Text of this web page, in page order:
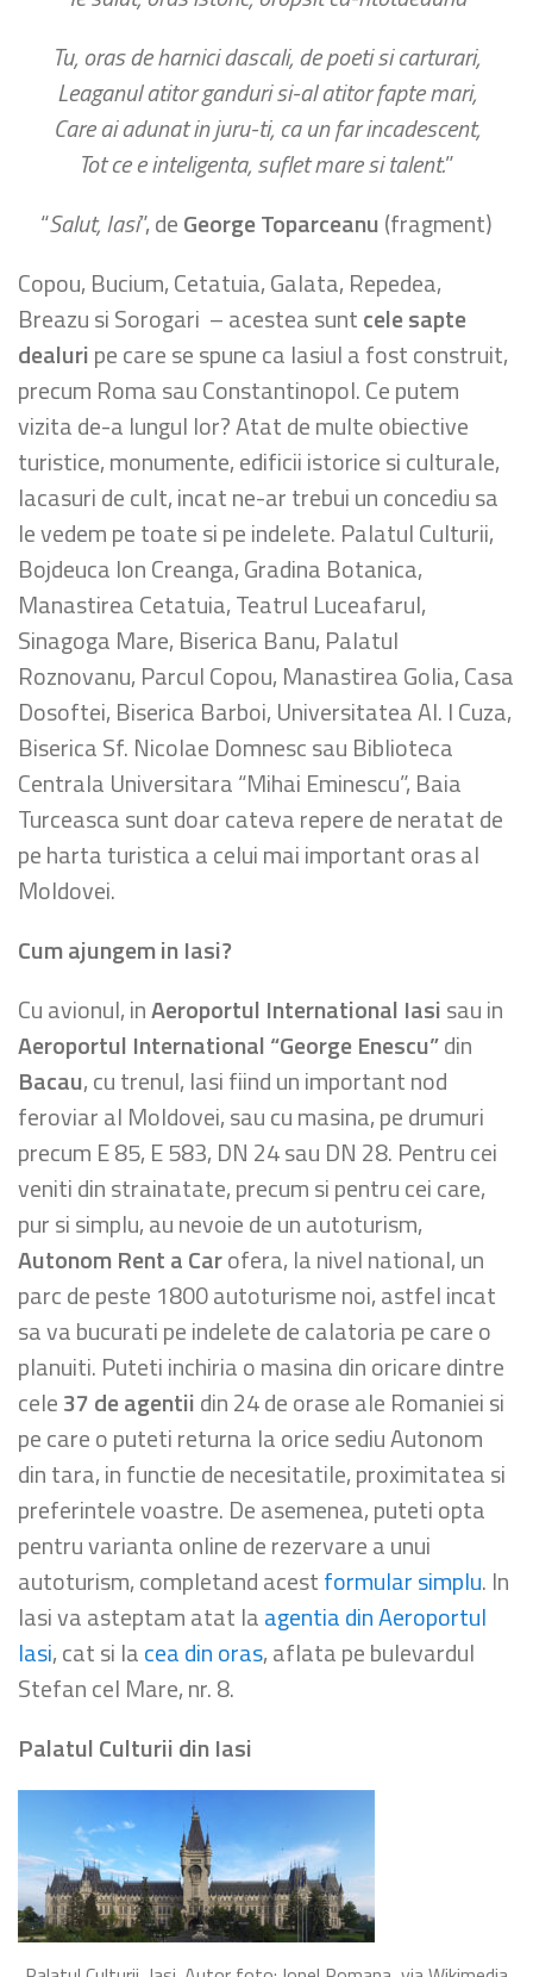
Tu, oras de harnici dascali, de poeti si carturari,
Leaganul atitor ganduri si-al atitor fapte mari,
Care ai adunat in juru-ti, ca un far incadescent,
Tot ce e inteligenta, suflet mare si talent.”
“Salut, Iasi”, deGeorge Toparceanu(fragment)
Copou, Bucium, Cetatuia, Galata, Repedea,
Breazu si Sorogari – acestea suntcele sapte
dealuripe care se spune ca Iasiul a fost construit,
precum Roma sau Constantinopol. Ce putem
vizita de-a lungul lor? Atat de multe obiective
turistice, monumente, edificii istorice si culturale,
lacasuri de cult, incat ne-ar trebui un concediu sa
le vedem pe toate si pe indelete. Palatul Culturii,
Bojdeuca Ion Creanga, Gradina Botanica,
Manastirea Cetatuia, Teatrul Luceafarul,
Sinagoga Mare, Biserica Banu, Palatul
Roznovanu, Parcul Copou, Manastirea Golia, Casa
Dosoftei, Biserica Barboi, Universitatea Al. I Cuza,
Biserica Sf. Nicolae Domnesc sau Biblioteca
Centrala Universitara “Mihai Eminescu”, Baia
Turceasca sunt doar cateva repere de neratat de
pe harta turistica a celui mai important oras al
Moldovei.
Cum ajungem in Iasi?
Cu avionul, inAeroportul International Iasisau in
Aeroportul International “George Enescu”din
Bacau, cu trenul, Iasi fiind un important nod
feroviar al Moldovei, sau cu masina, pe drumuri
precum E 85, E 583, DN 24 sau DN 28. Pentru cei
veniti din strainatate, precum si pentru cei care,
pur si simplu, au nevoie de un autoturism,
Autonom Rent a Carofera, la nivel national, un
parc de peste 1800 autoturisme noi, astfel incat
sa va bucurati pe indelete de calatoria pe care o
planuiti. Puteti inchiria o masina din oricare dintre
cele37 de agentiidin 24 de orase ale Romaniei si
pe care o puteti returna la orice sediu Autonom
din tara, in functie de necesitatile, proximitatea si
preferintele voastre. De asemenea, puteti opta
pentru varianta online de rezervare a unui
autoturism, completand acestformular simplu. In
Iasi va asteptam atat laagentia din Aeroportul
Iasi, cat si lacea din oras, aflata pe bulevardul
Stefan cel Mare, nr. 8.
Palatul Culturii din Iasi